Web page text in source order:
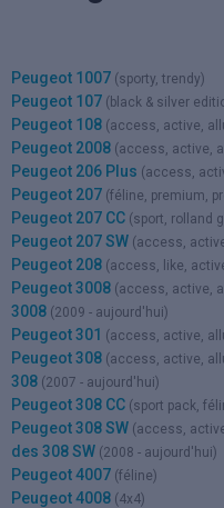
Peugeot 1007 (sporty, trendy)
Peugeot 107 (black & silver
Peugeot 108 (access, active,
Peugeot 2008 (access, active,
Peugeot 206 Plus (access,
Peugeot 207 (féline, premium,
Peugeot 207 CC (sport, rolland
Peugeot 207 SW (access,
Peugeot 208 (access, like,
Peugeot 3008 (access, active,
3008 (2009 - aujourd'hui)
Peugeot 301 (access, active,
Peugeot 308 (access, active,
308 (2007 - aujourd'hui)
Peugeot 308 CC (sport pack,
Peugeot 308 SW (access,
des 308 SW (2008 - aujourd'hui)
Peugeot 4007 (féline)
Peugeot 4008 (4x4)